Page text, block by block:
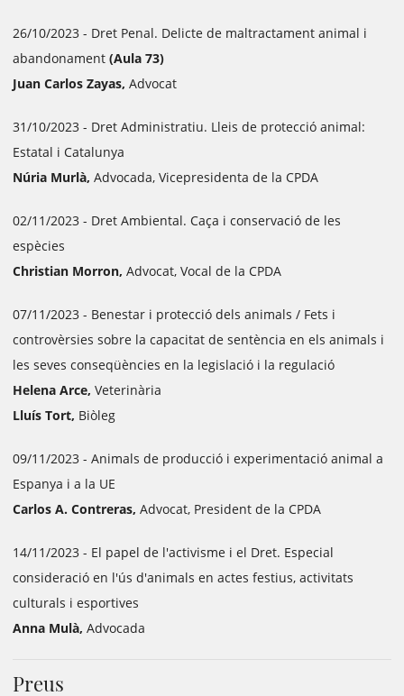
26/10/2023 - Dret Penal. Delicte de maltractament animal i
abandonament (Aula 73)
Juan Carlos Zayas, Advocat
31/10/2023 - Dret Administratiu. Lleis de protecció animal:
Estatal i Catalunya
Núria Murlà, Advocada, Vicepresidenta de la CPDA
02/11/2023 - Dret Ambiental. Caça i conservació de les
espècies
Christian Morron, Advocat, Vocal de la CPDA
07/11/2023 - Benestar i protecció dels animals / Fets i
controvèrsies sobre la capacitat de sentència en els animals i
les seves conseqüències en la legislació i la regulació
Helena Arce, Veterinària
Lluís Tort, Biòleg
09/11/2023 - Animals de producció i experimentació animal a
Espanya i a la UE
Carlos A. Contreras, Advocat, President de la CPDA
14/11/2023 - El papel de l'activisme i el Dret. Especial
consideració en l'ús d'animals en actes festius, activitats
culturals i esportives
Anna Mulà, Advocada
Preus